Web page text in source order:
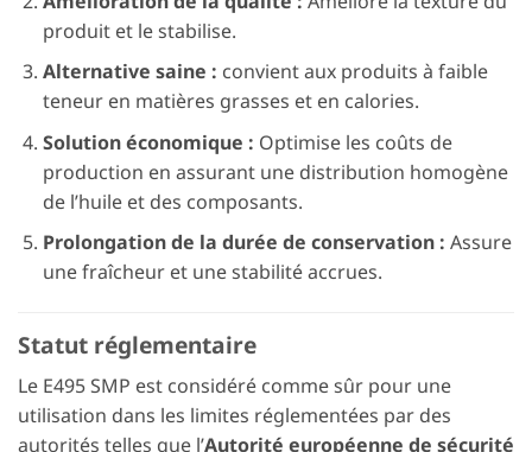
produit et le stabilise.
Alternative saine : convient aux produits à faible
teneur en matières grasses et en calories.
Solution économique : Optimise les coûts de
production en assurant une distribution homogène
de l’huile et des composants.
Prolongation de la durée de conservation : Assure
une fraîcheur et une stabilité accrues.
Statut réglementaire
Le E495 SMP est considéré comme sûr pour une
utilisation dans les limites réglementées par des
autorités telles que l’Autorité européenne de sécurité